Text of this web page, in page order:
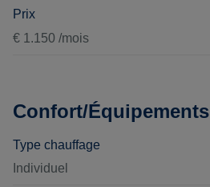
Prix
€ 1.150 /mois
Confort/Équipements
Type chauffage
Individuel